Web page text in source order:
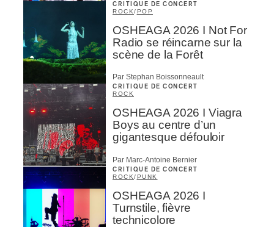
CRITIQUE DE CONCERT
ROCK/POP
OSHEAGA 2026 I Not For
Radio se réincarne sur la
scène de la Forêt
Par Stephan Boissonneault
CRITIQUE DE CONCERT
ROCK
OSHEAGA 2026 I Viagra
Boys au centre d’un
gigantesque défouloir
Par Marc-Antoine Bernier
CRITIQUE DE CONCERT
ROCK/PUNK
OSHEAGA 2026 I
Turnstile, fièvre
technicolore